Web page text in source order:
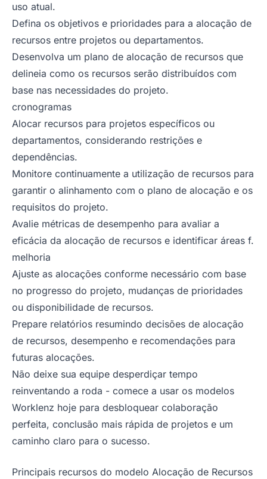
uso atual.
Defina os objetivos e prioridades para a alocação de
recursos entre projetos ou departamentos.
Desenvolva um plano de alocação de recursos que
delineia como os recursos serão distribuídos com
base nas necessidades do projeto.
cronogramas
Alocar recursos para projetos específicos ou
departamentos, considerando restrições e
dependências.
Monitore continuamente a utilização de recursos para
garantir o alinhamento com o plano de alocação e os
requisitos do projeto.
Avalie métricas de desempenho para avaliar a
eficácia da alocação de recursos e identificar áreas f.
melhoria
Ajuste as alocações conforme necessário com base
no progresso do projeto, mudanças de prioridades
ou disponibilidade de recursos.
Prepare relatórios resumindo decisões de alocação
de recursos, desempenho e recomendações para
futuras alocações.
Não deixe sua equipe desperdiçar tempo
reinventando a roda - comece a usar os modelos
Worklenz hoje para desbloquear colaboração
perfeita, conclusão mais rápida de projetos e um
caminho claro para o sucesso.
Principais recursos do modelo Alocação de Recursos